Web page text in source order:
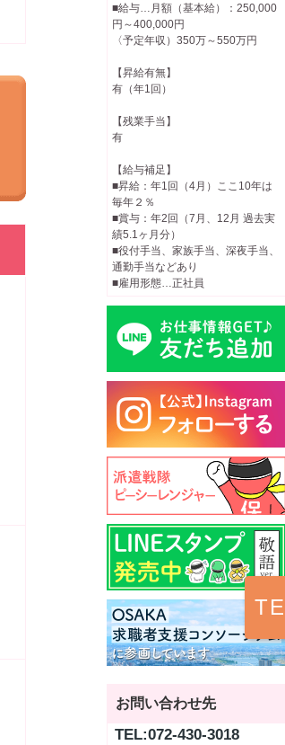
■給与…月額（基本給）：250,000
円～400,000円
〈予定年収）350万～550万円
【昇給有無】
有（年1回）
【残業手当】
有
【給与補足】
■昇給：年1回（4月）ここ10年は
毎年２％
■賞与：年2回（7月、12月 過去実
績5.1ヶ月分）
■役付手当、家族手当、深夜手当、
通勤手当などあり
■雇用形態…正社員
お問い合わせ先
TEL:072-430-3018